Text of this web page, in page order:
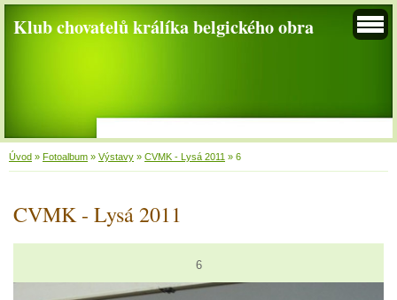
Klub chovatelů králíka belgického obra
Úvod » Fotoalbum » Výstavy » CVMK - Lysá 2011 » 6
CVMK - Lysá 2011
6